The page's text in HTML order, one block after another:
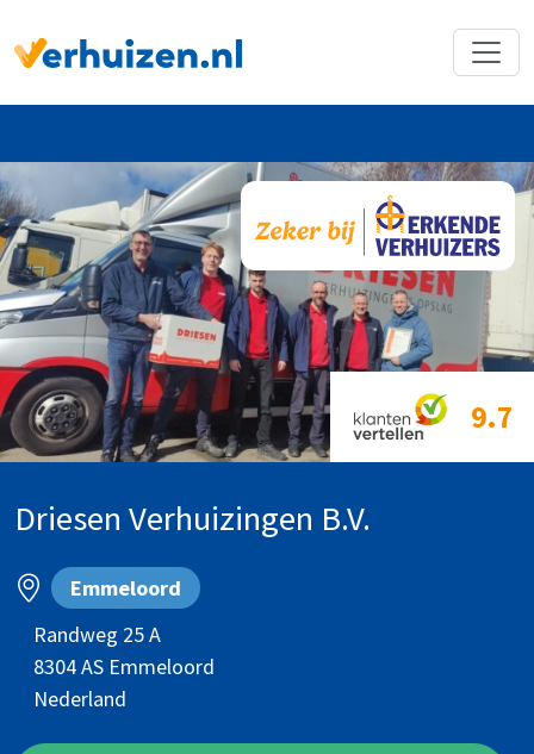
Driesen Verhuizingen B.V.
Emmeloord
Randweg 25 A
8304 AS Emmeloord
Nederland
9.7